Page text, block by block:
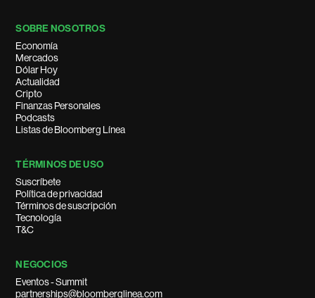
SOBRE NOSOTROS
Economía
Mercados
Dólar Hoy
Actualidad
Cripto
Finanzas Personales
Podcasts
Listas de Bloomberg Línea
TÉRMINOS DE USO
Suscríbete
Política de privacidad
Términos de suscripción
Tecnología
T&C
NEGOCIOS
Eventos - Summit
partnerships@bloomberglinea.com